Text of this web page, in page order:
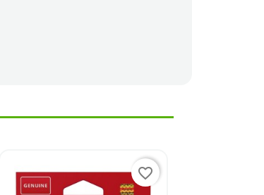
favorite_border